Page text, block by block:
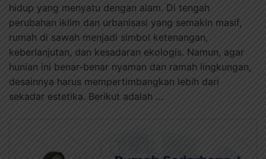
hidup yang menyatu dengan alam. Di tengah
perubahan iklim dan urbanisasi yang semakin masif,
rumah di sawah menjadi simbol ketenangan,
keberlanjutan, dan kesadaran ekologis. Namun, agar
hunian ini benar-benar nyaman dan ramah lingkungan,
desainnya harus mempertimbangkan lebih dari
sekadar estetika. Berikut adalah …